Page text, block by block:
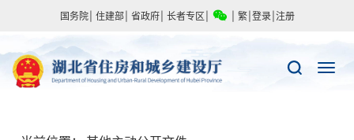
国务院 住建部 省政府 长者专区 繁 登录 注册